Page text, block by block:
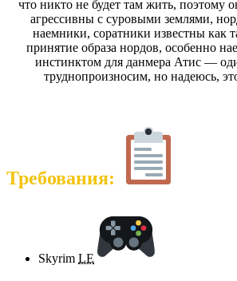
что никто не будет там жить, поэтому
агрессивны с суровыми землями,
наемники, соратники известны как
принятие образа нордов, особенно
инстинктом для данмера Атис —
труднопроизносим, но надеюсь,
Требования:
Skyrim LE